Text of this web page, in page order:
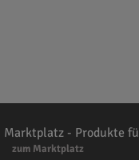
Marktplatz - Produkte
zum Marktplatz